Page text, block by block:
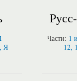
Я
Части: 1
12,